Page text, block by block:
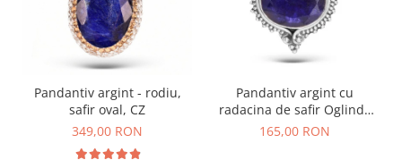
Pandantiv argint - rodiu,
safir oval, CZ
349,00 RON
Pandantiv argint cu
radacina de safir Oglinda
Fermecata
165,00 RON